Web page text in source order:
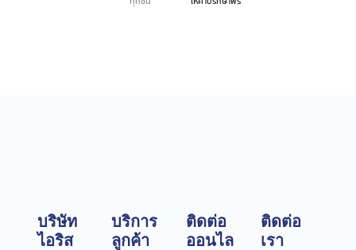
บริษัท
ไอริส
บริการ
ลูกค้า
ติดต่อ
ออนไล
ติดต่อ
เรา